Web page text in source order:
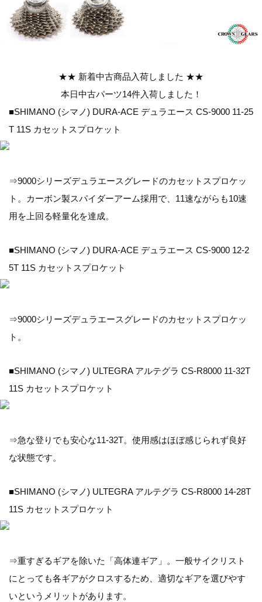
★★ 新着中古商品入荷しました ★★
本日中古パーツ14件入荷しました！
■SHIMANO (シマノ) DURA-ACE デュラエース CS-9000 11-25
T 11S カセットスプロケット
⇒9000シリーズデュラエースグレードのカセットスプロケッ
ト。カーボン製スパイダーアーム採用で、11速ながらも10速
用を上回る軽量化を達成。
■SHIMANO (シマノ) DURA-ACE デュラエース CS-9000 12-2
5T 11S カセットスプロケット
⇒9000シリーズデュラエースグレードのカセットスプロケッ
ト。
■SHIMANO (シマノ) ULTEGRA アルテグラ CS-R8000 11-32T
11S カセットスプロケット
⇒急な登りでも安心な11-32T。使用感はほぼ感じられず良好
な状態です。
■SHIMANO (シマノ) ULTEGRA アルテグラ CS-R8000 14-28T
11S カセットスプロケット
⇒重すぎるギアを除いた「高体連ギア」。一般サイクリスト
にとっても各ギアがクロスするため、適切なギアを選びやす
いというメリットがあります。